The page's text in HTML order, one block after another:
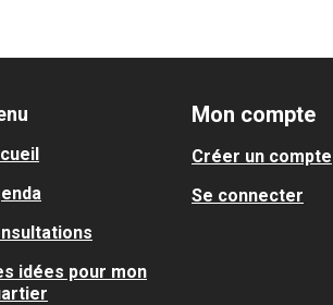
idées pour mon
Mon compte
Créer un compte
Se connecter